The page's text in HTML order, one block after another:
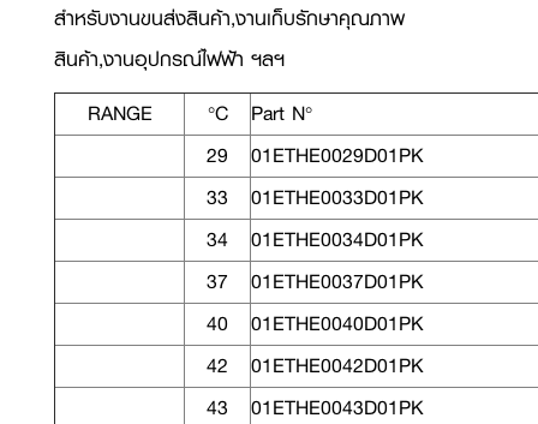
สำหรับงานขนส่งสินค้า,งานเก็บรักษาคุณภาพ
สินค้า,งานอุปกรณ์ไฟฟ้า ฯลฯ
RANGE
°C
Part N°
29
01ETHE0029D01PK
33
01ETHE0033D01PK
34
01ETHE0034D01PK
37
01ETHE0037D01PK
40
01ETHE0040D01PK
42
01ETHE0042D01PK
43
01ETHE0043D01PK